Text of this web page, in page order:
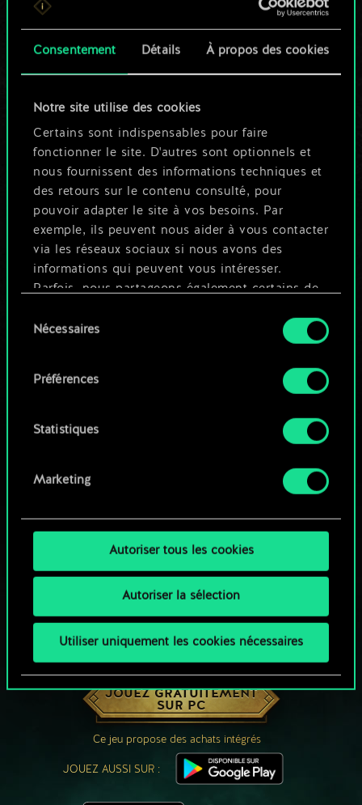
Consentement Détails À propos des cookies
Notre site utilise des cookies
Certains sont indispensables pour faire
fonctionner le site. D'autres sont optionnels et
nous fournissent des informations techniques et
des retours sur le contenu consulté, pour
pouvoir adapter le site à vos besoins. Par
exemple, ils peuvent nous aider à vous contacter
via les réseaux sociaux si nous avons des
informations qui peuvent vous intéresser.
Parfois, nous partageons également certains de
ces cookies optionnels ne seront appliqués
Vous pouvez consulter tous les détails sur notre
préférences dans le menu "Paramètres" ci-
duNécessaires
Préférences
Statistiques
Marketing
Autoriser tous les cookies
Autoriser la sélection
Utiliser uniquement les cookies nécessaires
n'est qu'un jeu de
cartes partagé.
Mais cela peut être
tellement plus !
Nommer ce jeu et créer un guide
OU
Parcourir les jeux de la communauté
UNE PETITE PARTIE DE GWENT ?
JOUEZ GRATUITEMENT
SUR PC
Ce jeu propose des achats intégrés
JOUEZ AUSSI SUR :